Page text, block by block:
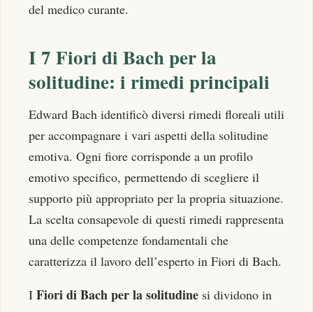
del medico curante.
I 7 Fiori di Bach per la
solitudine: i rimedi principali
Edward Bach identificò diversi rimedi floreali utili
per accompagnare i vari aspetti della solitudine
emotiva. Ogni fiore corrisponde a un profilo
emotivo specifico, permettendo di scegliere il
supporto più appropriato per la propria situazione.
La scelta consapevole di questi rimedi rappresenta
una delle competenze fondamentali che
caratterizza il lavoro dell’esperto in Fiori di Bach.
I Fiori di Bach per la solitudine si dividono in